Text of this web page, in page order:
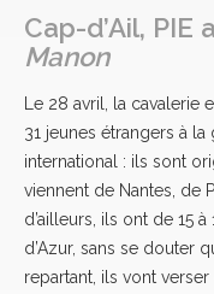
Cap-d’Ail,
Manon
Le 28 avril, la cavalerie
31 jeunes étrangers à
international : ils sont
viennent de Nantes, de
d’ailleurs, ils ont de 15
d’Azur, sans se douter
repartant, ils vont verser